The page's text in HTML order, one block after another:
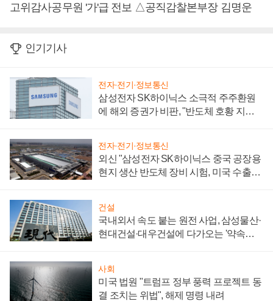
고위감사공무원 '가'급 전보 △공직감찰본부장 김명운
인기기사
전자·전기·정보통신
삼성전자 SK하이닉스 소극적 주주환원
에 해외 증권가 비판, "반도체 호황 지속
전자·전기·정보통신
외신 "삼성전자 SK하이닉스 중국 공장용
현지 생산 반도체 장비 시험, 미국 수출통
건설
국내외서 속도 붙는 원전 사업, 삼성물산·
현대건설·대우건설에 다가오는 '약속의
사회
미국 법원 "트럼프 정부 풍력 프로젝트 동
결 조치는 위법", 해제 명령 내려